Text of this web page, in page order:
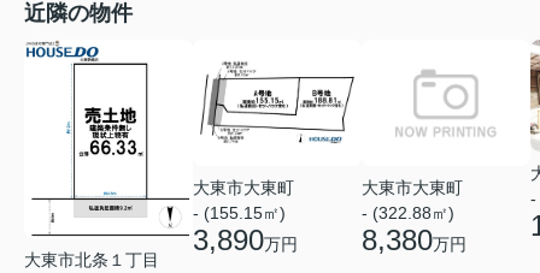
近隣の物件
大東市北条１丁目
大東市大東町
- (155.15㎡)
3,890万円
大東市大東町
- (322.88㎡)
8,380万円
-